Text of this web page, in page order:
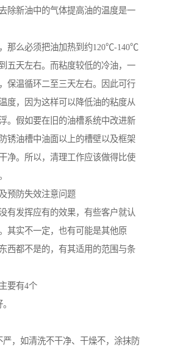
除新油中的气体提高油的温度是一
那么必须把油加热到约120℃-140℃
五天左右。而粘度较低的冷油，一
保温循环二至三天左右。因此可行
度，因为这样可以降低油的粘度从
。假如要在旧的油槽系统中改进新
锈油槽中油面以上的槽壁以及框架
净。所以，清理工作应该做得比使
预防失效注意问题
有发挥应有的效果，有些客户就认
其实不一定，也有可能是其他原
西都不是的，有其适用的范围与条
要有4个
严，如清洗不干净、干燥不，涂抹防